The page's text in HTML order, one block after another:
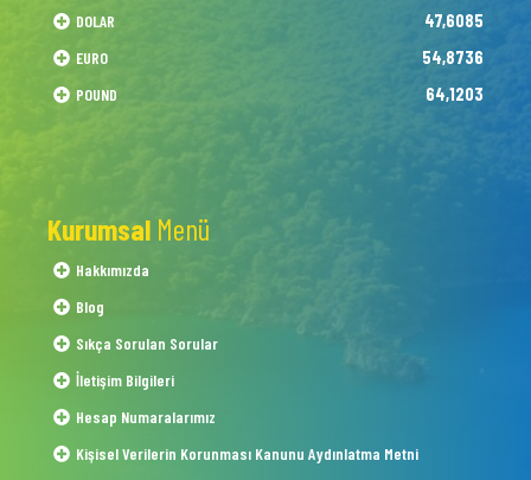
DOLAR 47,6085
EURO 54,8736
POUND 64,1203
Kurumsal Menü
Hakkımızda
Blog
Sıkça Sorulan Sorular
İletişim Bilgileri
Hesap Numaralarımız
Kişisel Verilerin Korunması Kanunu Aydınlatma Metni